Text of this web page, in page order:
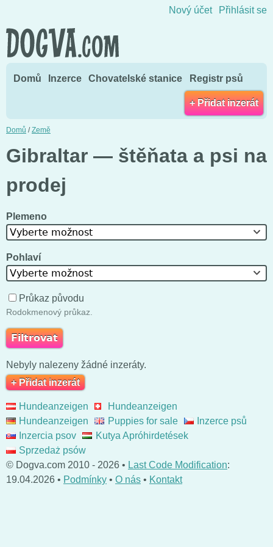
Nový účet Přihlásit se
Domů Inzerce Chovatelské stanice Registr psů
+ Přidat inzerát
Domů /Země
Gibraltar — štěňata a psi na
prodej
Plemeno
Vyberte možnost
Pohlaví
Vyberte možnost
Průkaz původu
Rodokmenový průkaz.
Nebyly nalezeny žádné inzeráty.
+ Přidat inzerát
Hundeanzeigen
Hundeanzeigen
Hundeanzeigen
Puppies for sale
Inzerce psů
Inzercia psov
Kutya Apróhirdetések
Sprzedaż psów
© Dogva.com 2010 - 2026 • Last Code Modification:
19.04.2026 • Podmínky • O nás • Kontakt